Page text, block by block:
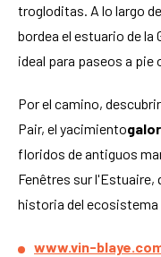
trogloditas. A lo largo
bordea el estuario de la
ideal para paseos a pie
Por el camino,
Pair, el yacimiento
floridos de antiguos
Fenêtres sur l'Estuaire,
historia del ecosistema
www.vin-